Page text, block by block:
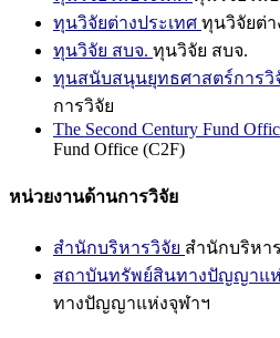
ทุนวิจัยต่างประเทศ ทุนวิจัยต่า
ทุนวิจัย สบจ. ทุนวิจัย สบจ.
ทุนสนับสนุนยุทธศาสตร์การวิ
การวิจัย
The Second Century Fund
Fund Office (C2F)
หน่วยงานด้านการวิจัย
สำนักบริหารวิจัย สำนักบริหา
สถาบันทรัพย์สินทางปัญญาแ
ทางปัญญาแห่งจุฬาฯ